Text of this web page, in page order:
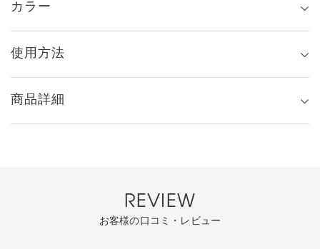
カラー
使用方法
商品詳細
REVIEW
お客様の口コミ・レビュー